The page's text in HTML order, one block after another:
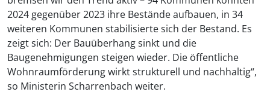
2024 gegenüber 2023 ihre Bestände aufbauen, in 34
weiteren Kommunen stabilisierte sich der Bestand. Es
zeigt sich: Der Bauüberhang sinkt und die
Baugenehmigungen steigen wieder. Die öffentliche
Wohnraumförderung wirkt strukturell und nachhaltig“,
so Ministerin Scharrenbach weiter.